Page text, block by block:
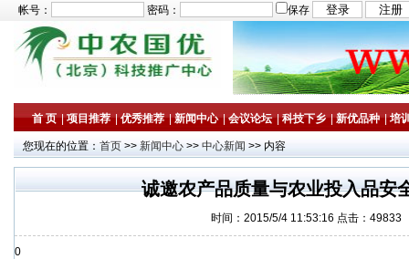
帐号： 密码： 保存
首 页 |项目推荐 |优秀推荐 |新闻中心 |会议论坛 |科技下乡 |新优品种 |培
您现在的位置： 首页 >> 新闻中心 >> 中心新闻 >> 内容
诚邀农产品质量与农业投入品安
时间：2015/5/4 11:53:16 点击：49833
0